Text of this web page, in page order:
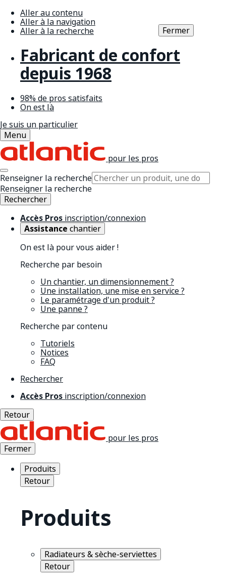
Aller au contenu
Aller à la navigation
Aller à la recherche
Fabricant de confort
depuis 1968
98% de pros satisfaits
On est là
Je suis un particulier
Menu
pour les pros
Renseigner la recherche
Renseigner la recherche
Rechercher
Accès Pros inscription/connexion
Assistance chantier
On est là pour vous aider !
Recherche par besoin
Un chantier, un dimensionnement ?
Une installation, une mise en service ?
Le paramétrage d'un produit ?
Une panne ?
Recherche par contenu
Tutoriels
Notices
FAQ
Rechercher
Accès Pros inscription/connexion
Retour
pour les pros
Fermer
Produits
Retour
Produits
Radiateurs & sèche-serviettes
Retour
Fermer